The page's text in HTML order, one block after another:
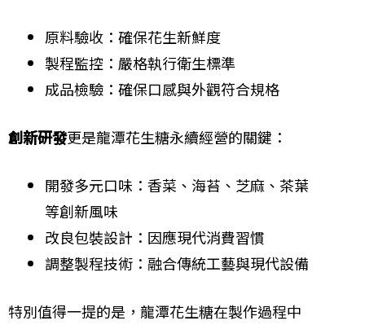
原料驗收：確保花生新鮮度
製程監控：嚴格執行衛生標準
成品檢驗：確保口感與外觀符合規格
創新研發更是龍潭花生糖永續經營的關鍵：
開發多元口味：香菜、海苔、芝麻、茶葉
等創新風味
改良包裝設計：因應現代消費習慣
調整製程技術：融合傳統工藝與現代設備
特別值得一提的是，龍潭花生糖在製作過程中